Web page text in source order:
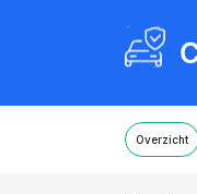
Overzicht